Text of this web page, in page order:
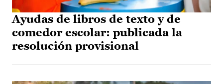
Ayudas de libros de texto y de
comedor escolar: publicada la
resolución provisional